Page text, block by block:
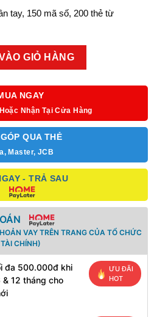
tay, 150 mã số, 200 thẻ từ
AZK-A04 số lượng
GIỎ HÀNG
NGAY
Nhận Tại Cửa Hàng
QUA THẺ
Master, JCB
- TRẢ SAU
VAY TRÊN TRANG CỦA TỔ CHỨC
TÀI CHÍNH)
đa 500.000đ khi
12 tháng cho
ƯU ĐÃI
HOT